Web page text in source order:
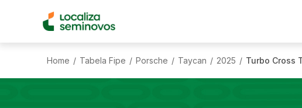
Home / Tabela Fipe / Porsche / Taycan / 2025 / Turbo Cross